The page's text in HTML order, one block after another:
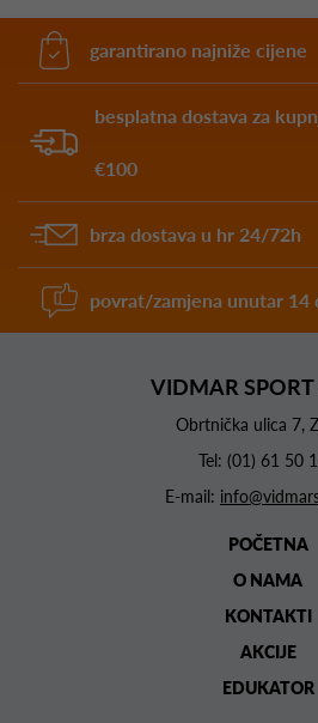
garantirano najniže cijene
besplatna dostava za
€100
brza dostava u hr 24/72h
povrat/zamjena unutar 14
VIDMAR
Obrtnička ulica 7,
Tel: (01) 61 50
E-mail:
POČETNA
O NAMA
KONTAKTI
AKCIJE
EDUKATOR